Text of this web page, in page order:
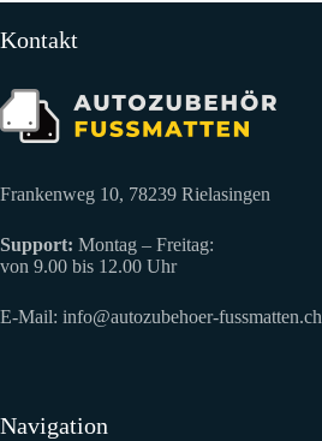
Kontakt
Frankenweg 10, 78239 Rielasingen
Support: Montag – Freitag:
von 9.00 bis 12.00 Uhr
E-Mail: info@autozubehoer-fussmatten.ch
Navigation